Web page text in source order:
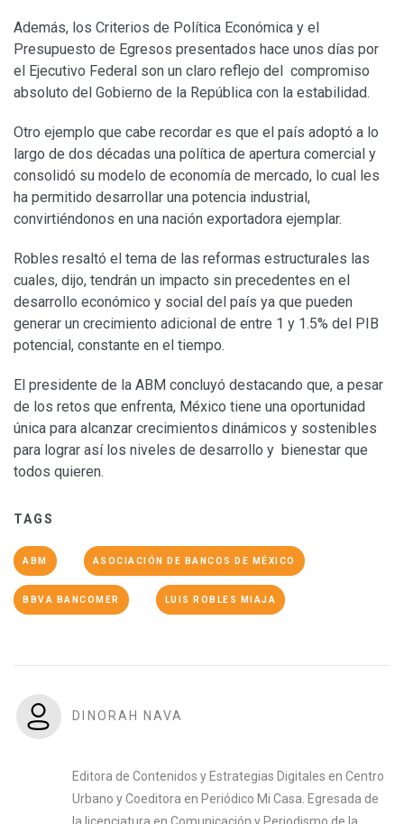
Además, los Criterios de Política Económica y el
Presupuesto de Egresos presentados hace unos días por
el Ejecutivo Federal son un claro reflejo del compromiso
absoluto del Gobierno de la República con la estabilidad.
Otro ejemplo que cabe recordar es que el país adoptó a lo
largo de dos décadas una política de apertura comercial y
consolidó su modelo de economía de mercado, lo cual les
ha permitido desarrollar una potencia industrial,
convirtiéndonos en una nación exportadora ejemplar.
Robles resaltó el tema de las reformas estructurales las
cuales, dijo, tendrán un impacto sin precedentes en el
desarrollo económico y social del país ya que pueden
generar un crecimiento adicional de entre 1 y 1.5% del PIB
potencial, constante en el tiempo.
El presidente de la ABM concluyó destacando que, a pesar
de los retos que enfrenta, México tiene una oportunidad
única para alcanzar crecimientos dinámicos y sostenibles
para lograr así los niveles de desarrollo y bienestar que
todos quieren.
TAGS
ABM ASOCIACIÓN DE BANCOS DE MÉXICO
BBVA BANCOMER LUIS ROBLES MIAJA
DINORAH NAVA
Editora de Contenidos y Estrategias Digitales en Centro
Urbano y Coeditora en Periódico Mi Casa. Egresada de